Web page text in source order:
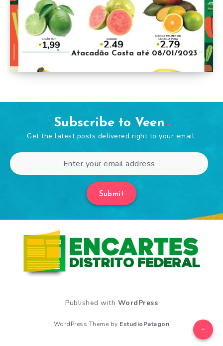
Atacadão Costa até 08/01/2023
Subscribe to Veen
Get the latest posts delivered right to your email.
Submit
Published with WordPress
WordPress Theme by EstudioPatagon